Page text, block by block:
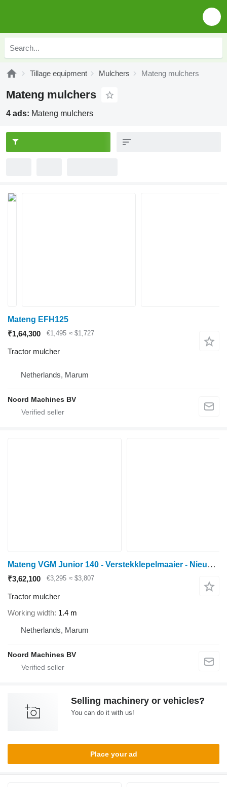
Tillage equipment Mulchers Mateng mulchers
Mateng mulchers
4 ads: Mateng mulchers
Mateng EFH125
₹1,64,300
€1,495 ≈ $1,727
Tractor mulcher
Netherlands, Marum
Noord Machines BV
Mateng VGM Junior 140 - Verstekklepelmaaier - Nieuw - Hamers
₹3,62,100 €3,295 ≈ $3,807
Tractor mulcher
Working width 1.4 m
Netherlands, Marum
Noord Machines BV
Selling machinery or vehicles?
You can do it with us!
Place your ad